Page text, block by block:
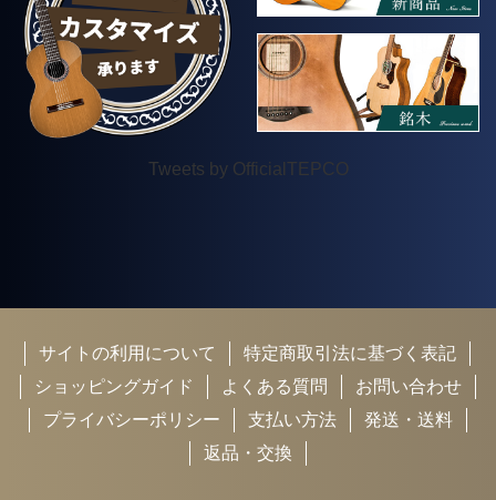
Tweets by OfficialTEPCO
サイトの利用について
特定商取引法に基づく表記
ショッピングガイド
よくある質問
お問い合わせ
プライバシーポリシー
支払い方法
発送・送料
返品・交換